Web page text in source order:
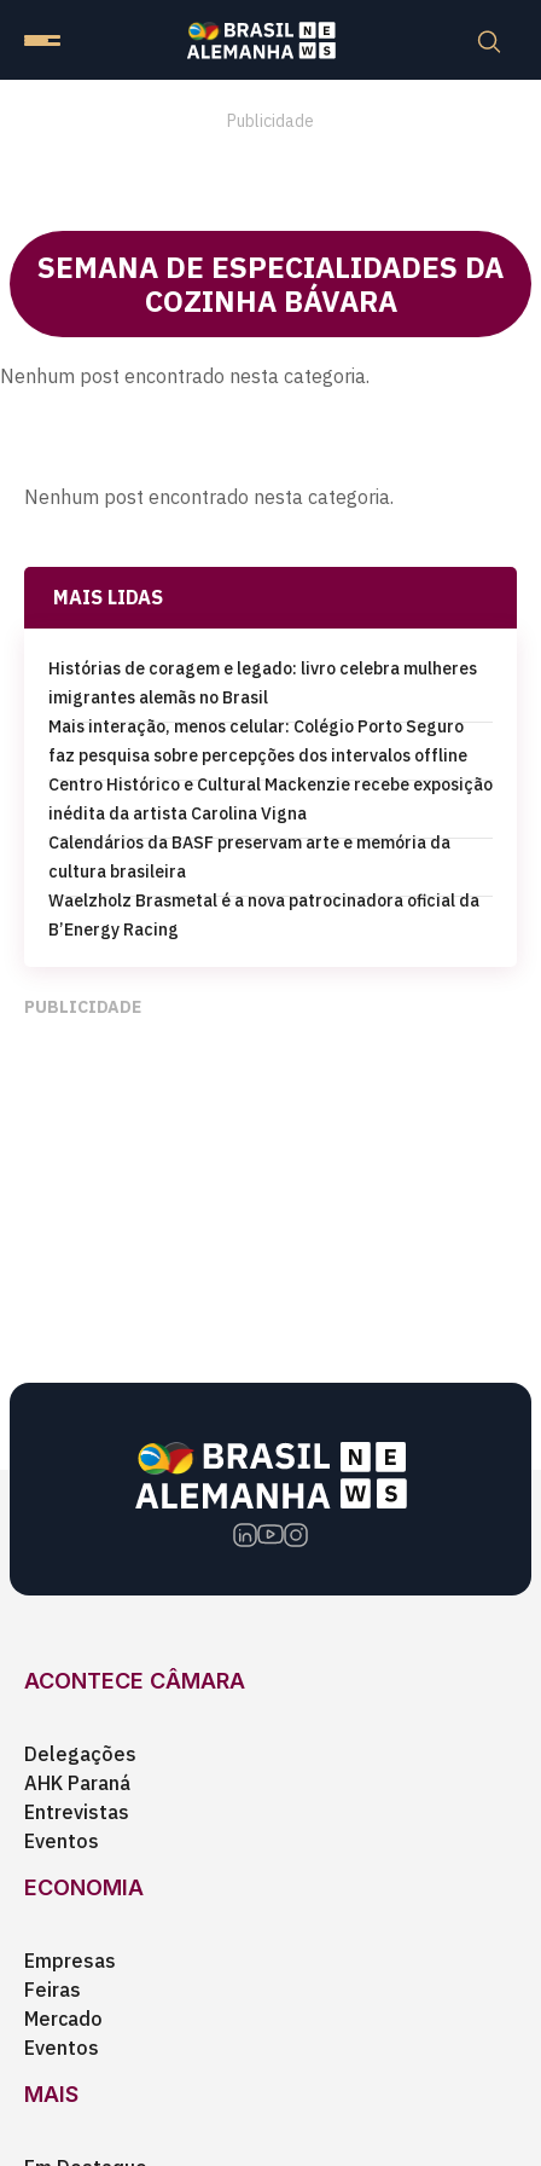
Publicidade
SEMANA DE ESPECIALIDADES DA
COZINHA BÁVARA
Nenhum post encontrado nesta categoria.
Nenhum post encontrado nesta categoria.
MAIS LIDAS
Histórias de coragem e legado: livro celebra mulheres
imigrantes alemãs no Brasil
Mais interação, menos celular: Colégio Porto Seguro
faz pesquisa sobre percepções dos intervalos offline
Centro Histórico e Cultural Mackenzie recebe exposição
inédita da artista Carolina Vigna
Calendários da BASF preservam arte e memória da
cultura brasileira
Waelzholz Brasmetal é a nova patrocinadora oficial da
B’Energy Racing
PUBLICIDADE
ACONTECE CÂMARA
Delegações
AHK Paraná
Entrevistas
Eventos
ECONOMIA
Empresas
Feiras
Mercado
Eventos
MAIS